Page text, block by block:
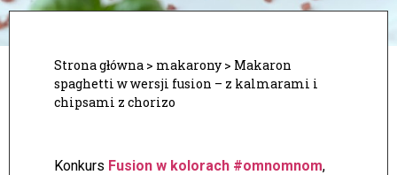
Strona główna > makarony > Makaron
spaghetti w wersji fusion – z kalmarami i
chipsami z chorizo
Konkurs Fusion w kolorach #omnomnom,